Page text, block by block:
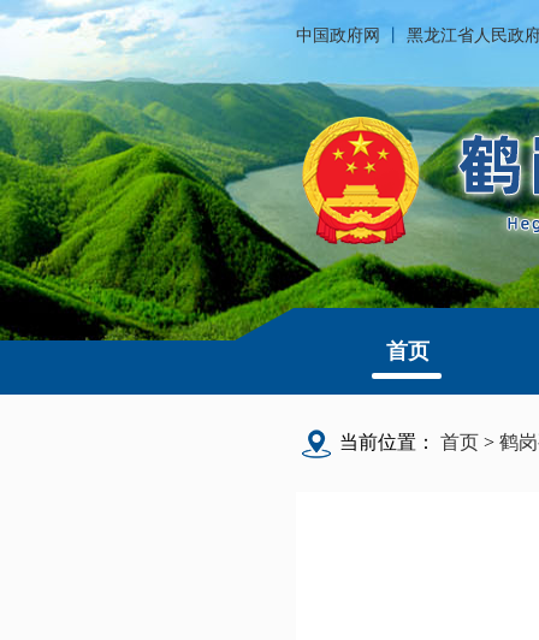
中国政府网 黑龙江省人民政
首页
当前位置： 首页 > 鹤